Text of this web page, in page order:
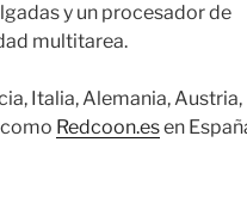
y un procesador de
multitarea.
Italia, Alemania, Austria,
Redcoon.esen